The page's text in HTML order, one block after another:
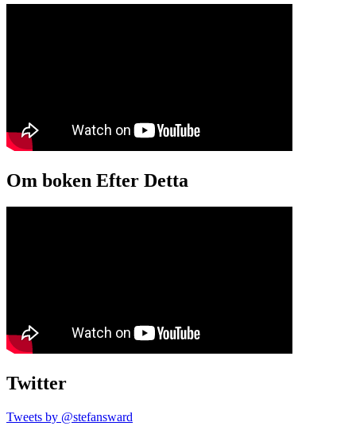
Om boken Efter Detta
Twitter
Tweets by @stefansward